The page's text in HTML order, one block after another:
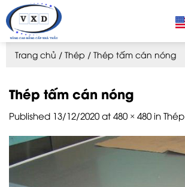
Skip
to
content
Trang chủ / Thép / Thép tấm cán nóng
Thép tấm cán nóng
Published 13/12/2020 at 480 × 480 in Thép